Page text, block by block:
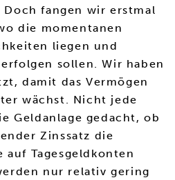
fangen wir erstmal
die momentanen
liegen und
sollen. Wir haben
damit das Vermögen
wächst. Nicht jede
Geldanlage gedacht, ob
Zinssatz die
auf Tagesgeldkonten
nur relativ gering